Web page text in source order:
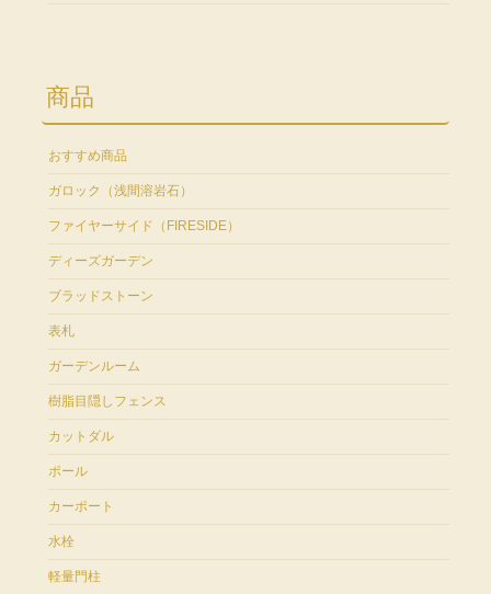
商品
おすすめ商品
ガロック（浅間溶岩石）
ファイヤーサイド（FIRESIDE）
ディーズガーデン
ブラッドストーン
表札
ガーデンルーム
樹脂目隠しフェンス
カットダル
ポール
カーポート
水栓
軽量門柱